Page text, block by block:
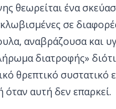
θεωρείται ένα
σε
αναβράζουσα και
διατροφής»
θρεπτικό συστατικό
αυτή δεν επαρκεί.